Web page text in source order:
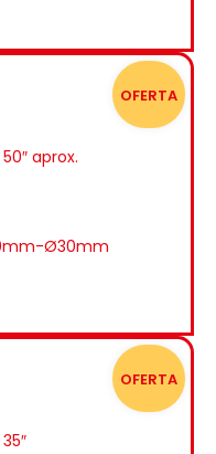
OFERTA
aprox.
Ø30mm
OFERTA